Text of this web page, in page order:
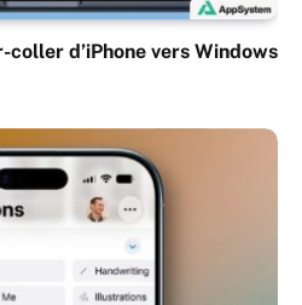
d’iPhone vers Windows